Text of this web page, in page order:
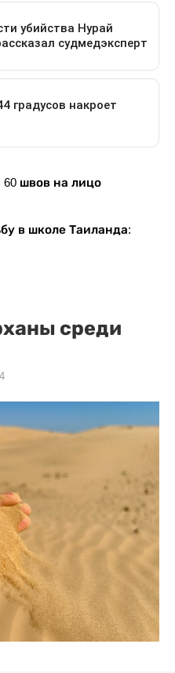
швов на лицо
в школе Таиланда:
среди